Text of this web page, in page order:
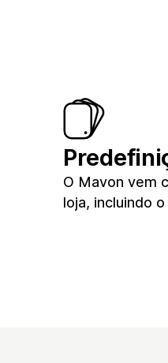
O Mavon vem
loja, incluindo